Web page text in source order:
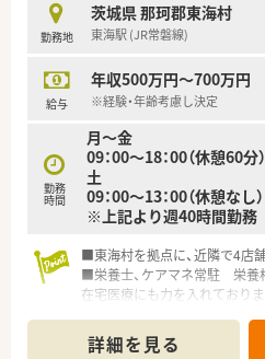
勤務地
茨城県 那珂郡東海村
東海駅 (JR常磐線)
給与
年収500万円～700万円
※経験・年齢考慮し決定
勤務
時間
月～金
09：00～18：00（休憩60分）
土
09：00～13：00（休憩なし）
※上記より週40時間勤務
■東海村を拠点に、近隣で4店
■栄養士、ケアマネ常駐 栄養
在宅医療にも力を入れておりま
指導・サポートもしっかりと行
詳細を見る